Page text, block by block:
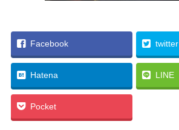
Facebook twitter
Hatena LINE
Pocket